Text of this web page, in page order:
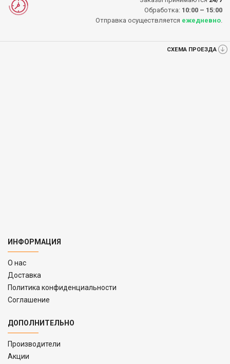
Обработка: 10:00 – 15:00
Отправка осуществляется ежедневно
СХЕМА ПРОЕЗДА
ИНФОРМАЦИЯ
O нас
Доставка
Политика конфиденциальности
Соглашение
ДОПОЛНИТЕЛЬНО
Производители
Акции